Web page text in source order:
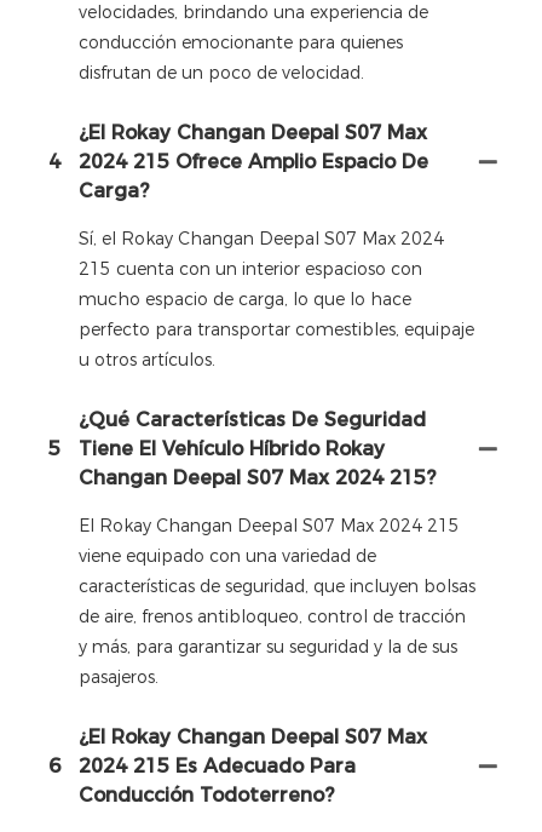
velocidades, brindando una experiencia de
conducción emocionante para quienes
disfrutan de un poco de velocidad.
4
¿El Rokay Changan Deepal S07 Max
2024 215 Ofrece Amplio Espacio De
Carga?
Sí, el Rokay Changan Deepal S07 Max 2024
215 cuenta con un interior espacioso con
mucho espacio de carga, lo que lo hace
perfecto para transportar comestibles, equipaje
u otros artículos.
5
¿Qué Características De Seguridad
Tiene El Vehículo Híbrido Rokay
Changan Deepal S07 Max 2024 215?
El Rokay Changan Deepal S07 Max 2024 215
viene equipado con una variedad de
características de seguridad, que incluyen bolsas
de aire, frenos antibloqueo, control de tracción
y más, para garantizar su seguridad y la de sus
pasajeros.
6
¿El Rokay Changan Deepal S07 Max
2024 215 Es Adecuado Para
Conducción Todoterreno?